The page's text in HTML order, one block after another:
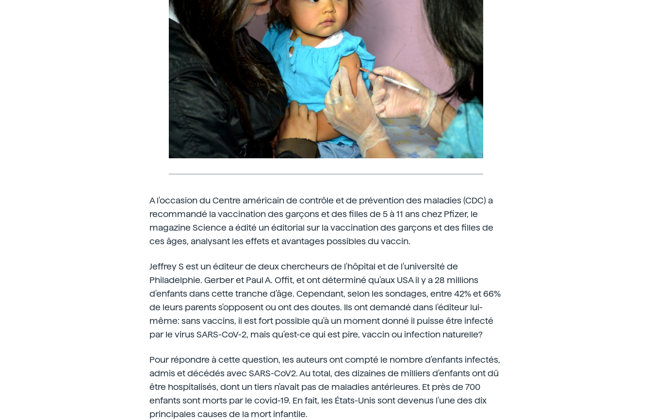
A l'occasion du Centre américain de contrôle et de prévention des maladies (CDC) a
recommandé la vaccination des garçons et des filles de 5 à 11 ans chez Pfizer, le
magazine Science a édité un éditorial sur la vaccination des garçons et des filles de
ces âges, analysant les effets et avantages possibles du vaccin.
Jeffrey S est un éditeur de deux chercheurs de l'hôpital et de l'université de
Philadelphie. Gerber et Paul A. Offit, et ont déterminé qu'aux USA il y a 28 millions
d'enfants dans cette tranche d'âge. Cependant, selon les sondages, entre 42% et 66%
de leurs parents s'opposent ou ont des doutes. Ils ont demandé dans l'éditeur lui-
même: sans vaccins, il est fort possible qu'à un moment donné il puisse être infecté
par le virus SARS-CoV-2, mais qu'est-ce qui est pire, vaccin ou infection naturelle?
Pour répondre à cette question, les auteurs ont compté le nombre d'enfants infectés,
admis et décédés avec SARS-CoV2. Au total, des dizaines de milliers d'enfants ont dû
être hospitalisés, dont un tiers n'avait pas de maladies antérieures. Et près de 700
enfants sont morts par le covid-19. En fait, les États-Unis sont devenus l'une des dix
principales causes de la mort infantile.